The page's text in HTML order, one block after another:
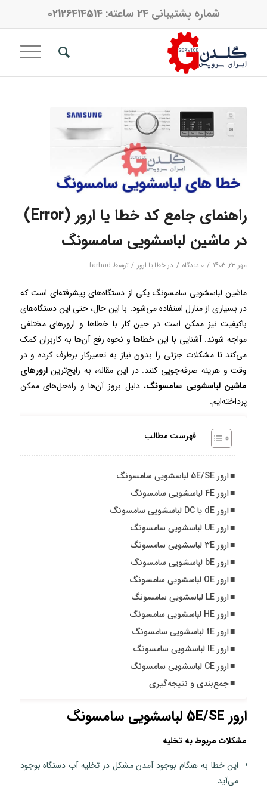
شماره پشتیبانی 24 ساعته: 02126414514
راهنمای جامع کد خطا یا ارور (Error)
در ماشین لباسشویی سامسونگ
مهر ۲۳, ۱۴۰۳ / 0 دیدگاه‌ / در خطا یا ارور / توسط farhad
ماشین لباسشویی سامسونگ یکی از دستگاه‌های پیشرفته‌ای است که
در بسیاری از منازل استفاده می‌شود. با این حال، حتی این دستگاه‌های
باکیفیت نیز ممکن است در حین کار با خطاها و ارورهای مختلفی
مواجه شوند. آشنایی با این خطاها و نحوه رفع آن‌ها به کاربران کمک
می‌کند تا مشکلات جزئی را بدون نیاز به تعمیرکار برطرف کرده و در
وقت و هزینه صرفه‌جویی کنند. در این مقاله، به رایج‌ترینارورهای
ماشین لباسشویی سامسونگ، دلیل بروز آن‌ها و راه‌حل‌های ممکن
پرداخته‌ایم.
فهرست مطالب
ارور 5E/SE لباسشویی سامسونگ
ارور 4E لباسشویی سامسونگ
ارور dE یا DC لباسشویی سامسونگ
ارور UE لباسشویی سامسونگ
ارور 3E لباسشویی سامسونگ
ارور bE لباسشویی سامسونگ
ارور OE لباسشویی سامسونگ
ارور LE لباسشویی سامسونگ
ارور HE لباسشویی سامسونگ
ارور tE لباسشویی سامسونگ
ارور IE لباسشویی سامسونگ
ارور CE لباسشویی سامسونگ
جمع‌بندی و نتیجه‌گیری
ارور 5E/SE لباسشویی سامسونگ
مشکلات مربوط به تخلیه
این خطا به هنگام بوجود آمدن مشکل در تخلیه آب دستگاه بوجود
می‌آید.